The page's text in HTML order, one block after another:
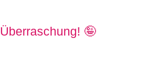
Überraschung! 🤪